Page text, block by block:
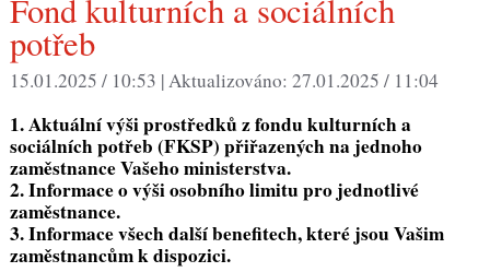
Fond kulturních a sociálních
potřeb
15.01.2025 / 10:53 |Aktualizováno: 27.01.2025 / 11:04
1. Aktuální výši prostředků z fondu kulturních a
sociálních potřeb (FKSP) přiřazených na jednoho
zaměstnance Vašeho ministerstva.
2. Informace o výši osobního limitu pro jednotlivé
zaměstnance.
3. Informace všech další benefitech, které jsou Vašim
zaměstnancům k dispozici.